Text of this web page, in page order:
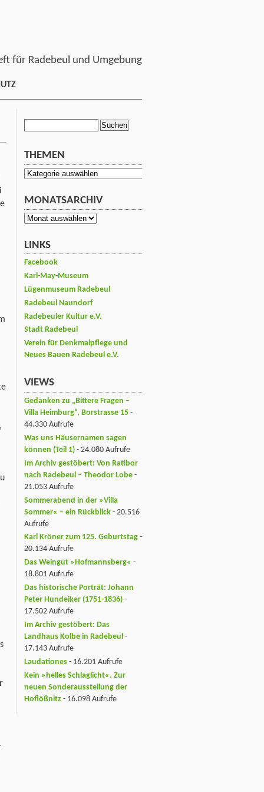
für Radebeul und Umgebung
THEMEN
Themen
MONATSARCHIV
Monatsarchiv
LINKS
Facebook
Karl-May-Museum
Lügenmuseum Radebeul
Radebeul Naundorf
Radebeuler Kultur e.V.
Stadt Radebeul
Verein für Denkmalpflege und
Neues Bauen Radebeul e.V.
VIEWS
Gedanken zu „Bittere Fragen –
Villa Heimburg“, Borstrasse 15 -
44.330 Aufrufe
Was uns Häusernamen sagen
können (Teil 1) - 24.080 Aufrufe
Im Archiv gestöbert: Von Ratibor
nach Radebeul – Theodor Lobe -
21.053 Aufrufe
Sommerabend in der »Villa
Sommer« – ein Rückblick - 20.516
Aufrufe
Karl Kröner zum 125. Geburtstag -
20.134 Aufrufe
Das Weingut »Hofmannsberg« -
18.801 Aufrufe
Das historische Porträt: Johann
Peter Hundeiker (1751-1836) -
17.502 Aufrufe
Im Archiv gestöbert: Das
Landhaus Kolbe in Radebeul -
17.143 Aufrufe
Laudationes - 16.201 Aufrufe
Kein »helles Schlaglicht«. Zur
neuen Sonderausstellung der
Hoflößnitz - 16.098 Aufrufe